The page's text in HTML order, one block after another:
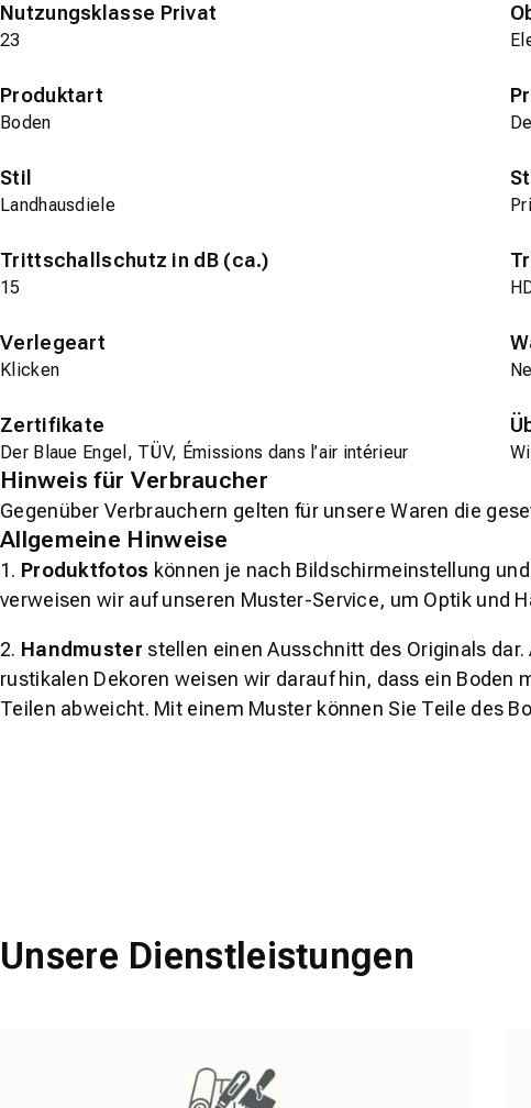
Nutzungsklasse Privat
23
Produktart
Boden
Stil
Landhausdiele
Trittschallschutz in dB (ca.)
15
Verlegeart
Klicken
Zertifikate
Der Blaue Engel, TÜV, Émissions dans l’air intérieur
Hinweis für Verbraucher
Gegenüber Verbrauchern gelten für unsere Waren die
Allgemeine Hinweise
1. Produktfotos können je nach Bildschirmeinstellung
verweisen wir auf unseren Muster-Service, um Optik und
2. Handmuster stellen einen Ausschnitt des Originals
rustikalen Dekoren weisen wir darauf hin, dass ein
Teilen abweicht. Mit einem Muster können Sie Teile des
Unsere Dienstleistungen